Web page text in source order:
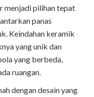
menjadi pilihan tepat
panas
Keindahan keramik
yang unik dan
yang berbeda,
ruangan.
dengan desain yang